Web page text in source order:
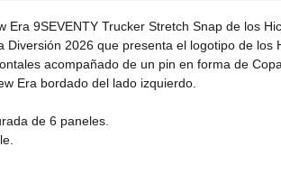
Era 9SEVENTY Trucker Stretch Snap de los
Diversión 2026 que presenta el logotipo de los
acompañado de un pin en forma de
Era bordado del lado izquierdo.
de 6 paneles.